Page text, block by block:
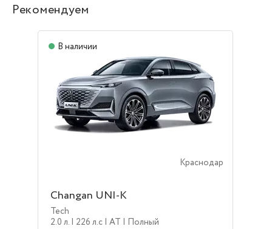
Рекомендуем
В наличии
Краснодар
Changan UNI-K
Tech
2.0 л. | 226 л.c | AT | Полный